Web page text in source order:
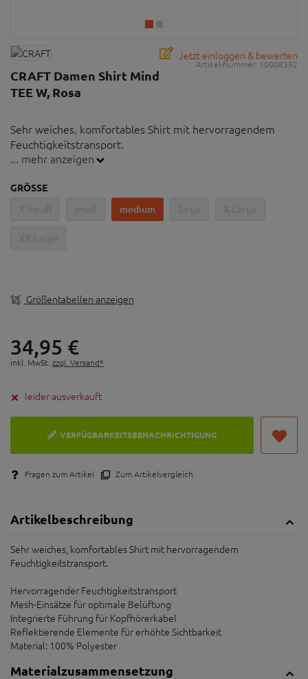
Jetzt einloggen & bewerten
Artikel-Nummer: 10008392
CRAFT Damen Shirt Mind
TEE W, Rosa
Sehr weiches, komfortables Shirt mit hervorragendem
Feuchtigkeitstransport.
hervorragendem Feuchtigkeitstransport
Hervorragender Feuchtigkeitstransport
... mehr anzeigen
GRÖSSE
medium
Größentabellen anzeigen
34,95 €
inkl. MwSt. zzgl. Versand*
leider ausverkauft
VERFÜGBARKEITSBENACHRICHTIGUNG
Fragen zum Artikel Zum Artikelvergleich
Artikelbeschreibung
Sehr weiches, komfortables Shirt mit hervorragendem
Feuchtigkeitstransport.
Hervorragender Feuchtigkeitstransport
Mesh-Einsätze für optimale Belüftung
Integrierte Führung für Kopfhörerkabel
Reflektierende Elemente für erhöhte Sichtbarkeit
Material: 100% Polyester
Materialzusammensetzung